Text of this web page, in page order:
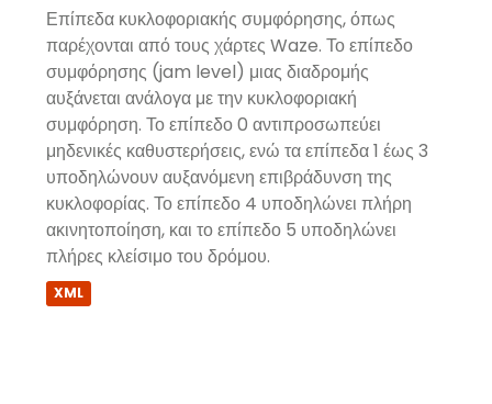
Επίπεδα κυκλοφοριακής συμφόρησης, όπως
παρέχονται από τους χάρτες Waze. Το επίπεδο
συμφόρησης (jam level) μιας διαδρομής
αυξάνεται ανάλογα με την κυκλοφοριακή
συμφόρηση. Το επίπεδο 0 αντιπροσωπεύει
μηδενικές καθυστερήσεις, ενώ τα επίπεδα 1 έως 3
υποδηλώνουν αυξανόμενη επιβράδυνση της
κυκλοφορίας. Το επίπεδο 4 υποδηλώνει πλήρη
ακινητοποίηση, και το επίπεδο 5 υποδηλώνει
πλήρες κλείσιμο του δρόμου.
XML